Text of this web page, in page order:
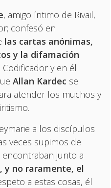
, amigo íntimo de Rivail,
confesó en
las cartas anónimas,
y la difamación
y en él
Allan Kardec se
atender los muchos y
a los discípulos
veces supimos de
junto a
y no raramente, el
a estas cosas, él